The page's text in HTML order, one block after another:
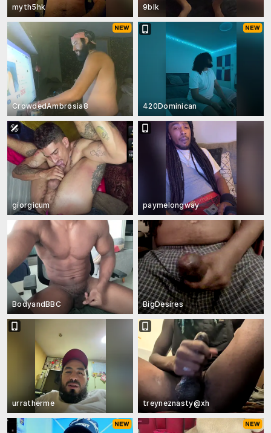
myth5hk 9blk
CrowdedAmbrosia8 420Dominican
giorgicum paymelongway
BodyandBBC BigDesires
urratherme treyneznasty@xh